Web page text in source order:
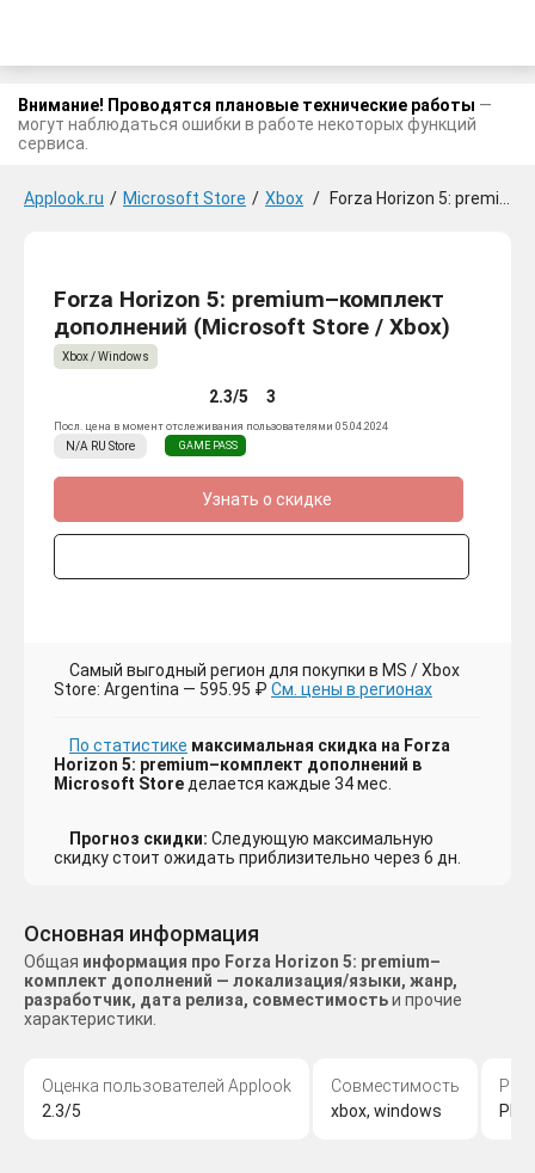
Внимание! Проводятся плановые технические работы —
могут наблюдаться ошибки в работе некоторых функций
сервиса.
Applook.ru / Microsoft Store / Xbox / Forza Horizon 5: premium-комплект дополнений
Forza Horizon 5: premium–комплект
дополнений (Microsoft Store / Xbox)
Xbox / Windows
2.3/5 3
Посл. цена в момент отслеживания пользователями 05.04.2024
N/A RU Store GAME PASS
Узнать о скидке
Самый выгодный регион для покупки в MS / Xbox
Store: Argentina — 595.95 ₽ См. цены в регионах
По статистике максимальная скидка на Forza
Horizon 5: premium–комплект дополнений в
Microsoft Storeделается каждые 34 мес.
Прогноз скидки: Следующую максимальную
скидку стоит ожидать приблизительно через 6 дн.
Основная информация
Общая информация про Forza Horizon 5: premium–
комплект дополнений — локализация/языки, жанр,
разработчик, дата релиза, совместимостьи прочие
характеристики.
Оценка пользователей Applook
2.3/5
Совместимость
xbox, windows